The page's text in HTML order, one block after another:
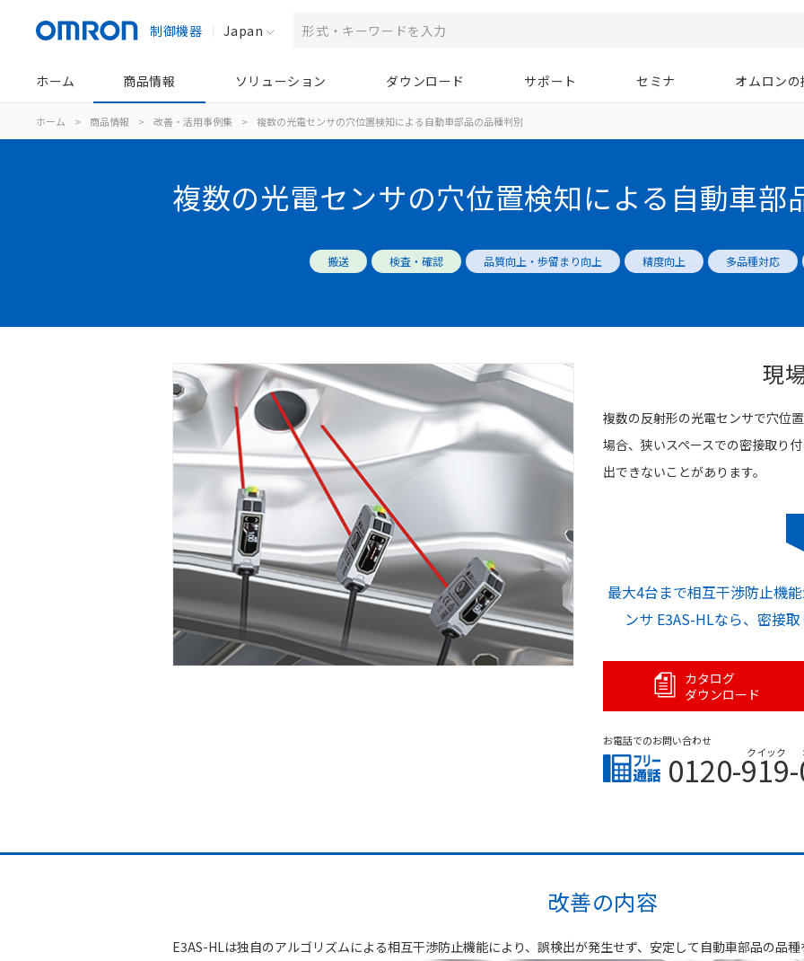
制御機器 Japan
ホーム 商品情報 ソリューション ダウンロード サポート セミナ オムロン
ホーム > 商品情報 > 改善・活用事例集 > 複数の光電センサの穴位置検知による自動車部品の品種判別
複数の光電センサの穴位置検知による自動車部
搬送 検査・確認 品質向上・歩留まり向上 精度向上 多品種対応
現
複数の反射形の光電センサで穴位
場合、狭いスペースでの密接取り
出できないことがあります。
最大4台まで相互干渉防止機
ンサ E3AS-HLなら、密接
カタログ
ダウンロード
お電話でのお問い合わせ
0120- クイック
改善の内容
E3AS-HLは独自のアルゴリズムによる相互干渉防止機能により、誤検出が発生せず、安定して自動車部品の品種